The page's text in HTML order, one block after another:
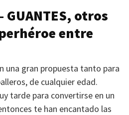
GUANTES, otros
entre
una gran propuesta tanto para
de cualquier edad.
tarde para convertirse en un
te han encantado las